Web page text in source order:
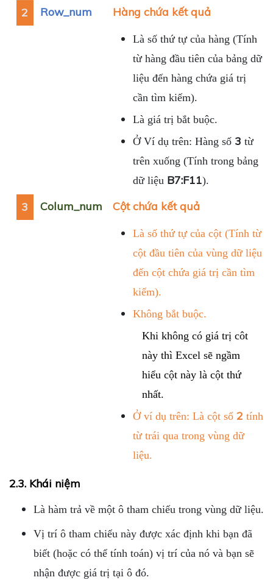
2 Row_num Hàng chứa kết quả
Là số thứ tự của hàng (Tính
từ hàng đầu tiên của bảng dữ
liệu đến hàng chứa giá trị
cần tìm kiếm).
Là giá trị bắt buộc.
Ở Ví dụ trên: Hàng số 3 từ
trên xuống (Tính trong bảng
dữ liệu B7:F11).
3 Colum_num Cột chứa kết quả
Là số thứ tự của cột (Tính từ
cột đầu tiên của vùng dữ liệu
đến cột chứa giá trị cần tìm
kiếm).
Không bắt buộc.
Khi không có giá trị côt
này thì Excel sẽ ngầm
hiểu cột này là cột thứ
nhất.
Ở ví dụ trên: Là cột số 2 tính
từ trái qua trong vùng dữ
liệu.
2.3. Khái niệm
Là hàm trả về một ô tham chiếu trong vùng dữ liệu.
Vị trí ô tham chiếu này được xác định khi bạn đã
biết (hoặc có thể tính toán) vị trí của nó và bạn sẽ
nhận được giá trị tại ô đó.